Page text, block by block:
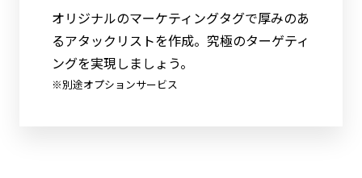
オリジナルのマーケティングタグで厚みのあ
るアタックリストを作成。究極のターゲティ
ングを実現しましょう。
※別途オプションサービス